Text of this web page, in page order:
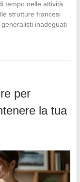
tempo nelle attività
strutture francesi
inadeguati
per
la tua